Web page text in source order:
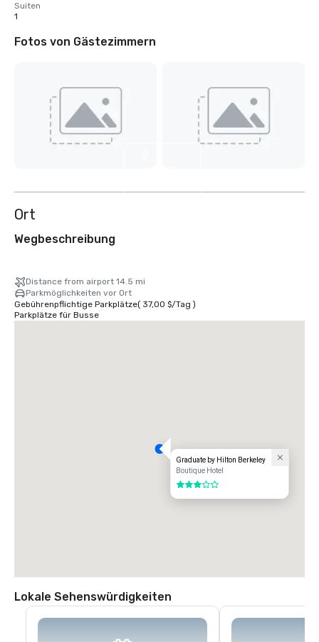
Suiten
1
Fotos von Gästezimmern
Ort
Wegbeschreibung
Distance from airport 14.5 mi
Parkmöglichkeiten vor Ort
Gebührenpflichtige Parkplätze( 37,00 $/Tag )
Parkplätze für Busse
Graduate by Hilton Berkeley
Boutique Hotel
3 von 5
Lokale Sehenswürdigkeiten